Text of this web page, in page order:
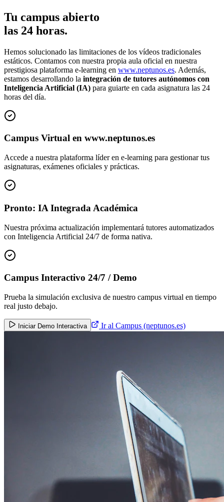
Tu campus abierto
las 24 horas.
Hemos solucionado las limitaciones de los vídeos tradicionales
estáticos. Contamos con nuestra propia aula oficial en nuestra
prestigiosa plataforma e-learning en www.neptunos.es. Además,
estamos desarrollando la integración de tutores autónomos con
Inteligencia Artificial (IA) para guiarte en cada asignatura las 24
horas del día.
Campus Virtual en www.neptunos.es
Accede a nuestra plataforma líder en e-learning para gestionar tus
asignaturas, exámenes oficiales y prácticas.
Pronto: IA Integrada Académica
Nuestra próxima actualización implementará tutores automatizados
con Inteligencia Artificial 24/7 de forma nativa.
Campus Interactivo 24/7 / Demo
Prueba la simulación exclusiva de nuestro campus virtual en tiempo
real justo debajo.
Iniciar Demo Interactiva Ir al Campus (neptunos.es)